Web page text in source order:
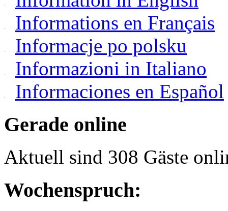
Informations en Français
Informacje po polsku
Informazioni in Italiano
Informaciones en Español
Gerade online
Aktuell sind 308 Gäste
Wochenspruch: